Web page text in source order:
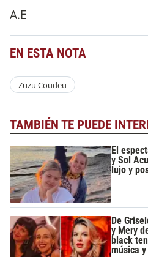
A.E
EN ESTA NOTA
Zuzu Coudeu
TAMBIÉN TE PUEDE
El
y Sol
lujo y
De
y Mery
black
música